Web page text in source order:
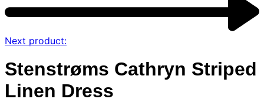
Next product:
Stenstrøms Cathryn Striped
Linen Dress